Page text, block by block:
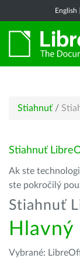
English
Stiahnuť /
Stiahnuť
Ak ste
ste pokročilý
Stiahnuť
Vybrané: